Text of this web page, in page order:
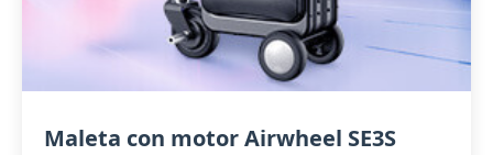
Maleta con motor Airwheel SE3S